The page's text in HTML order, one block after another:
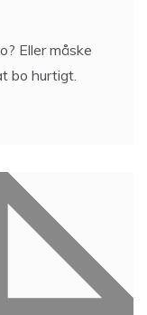
Eller måske
bo hurtigt.